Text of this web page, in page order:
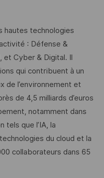
hautes technologies
: Défense &
Cyber & Digital. Il
qui contribuent à un
de l’environnement et
de 4,5 milliards d’euros
notamment dans
tels que l’IA, la
du cloud et la
collaborateurs dans 65